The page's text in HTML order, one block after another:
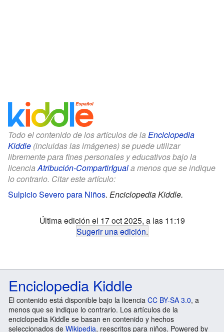
Todo el contenido de los artículos de la Enciclopedia
Kiddle (incluidas las imágenes) se puede utilizar
libremente para fines personales y educativos bajo la
licenciaAtribución-CompartirIguala menos que se indique
lo contrario. Citar este artículo:
Sulpicio Severo para Niños. Enciclopedia Kiddle.
Última edición el 17 oct 2025, a las 11:19
Sugerir una edición.
Enciclopedia Kiddle
El contenido está disponible bajo la licencia CC BY-SA 3.0, a
menos que se indique lo contrario. Los artículos de la
enciclopedia Kiddle se basan en contenido y hechos
seleccionados de Wikipedia, reescritos para niños. Powered by